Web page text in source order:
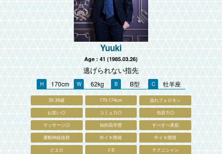
Yuuki
Age : 41 (1985.03.26)
逃げられない指先
170cm 62kg B型 牡羊座
35-39歳 170-174cm
溢れフェロモン
お笑い◎
コミュ力◎
包容力◎
マッサージ◎
知的高学歴
すべすべ美肌
運動神経抜群
外イキ開発
中イキ開発
どエロ
ドS
テクニシャン